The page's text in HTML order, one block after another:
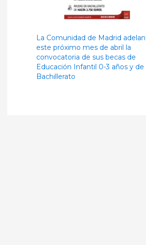
La Comunidad de Madrid
este próximo mes de abril la
convocatoria de sus becas de
Educación Infantil 0-3 años y de
Bachillerato